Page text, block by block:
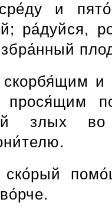
и
ра́дуйся,
скорбя́щим и
злых во
ско́рый